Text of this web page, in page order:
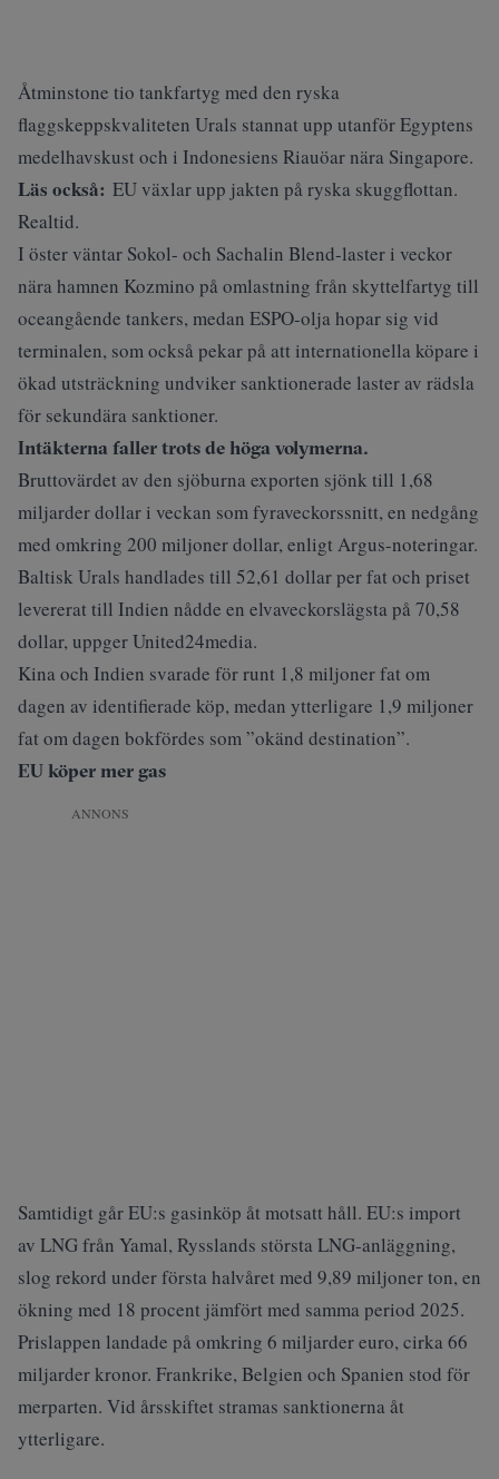
Åtminstone tio tankfartyg med den ryska
flaggskeppskvaliteten Urals stannat upp utanför Egyptens
medelhavskust och i Indonesiens Riauöar nära Singapore.
Läs också: EU växlar upp jakten på ryska skuggflottan.
Realtid.
I öster väntar Sokol- och Sachalin Blend-laster i veckor
nära hamnen Kozmino på omlastning från skyttelfartyg till
oceangående tankers, medan ESPO-olja hopar sig vid
terminalen, som också pekar på att internationella köpare i
ökad utsträckning undviker sanktionerade laster av rädsla
för sekundära sanktioner.
Intäkterna faller trots de höga volymerna.
Bruttovärdet av den sjöburna exporten sjönk till 1,68
miljarder dollar i veckan som fyraveckorssnitt, en nedgång
med omkring 200 miljoner dollar, enligt Argus-noteringar.
Baltisk Urals handlades till 52,61 dollar per fat och priset
levererat till Indien nådde en elvaveckorslägsta på 70,58
dollar, uppger United24media.
Kina och Indien svarade för runt 1,8 miljoner fat om
dagen av identifierade köp, medan ytterligare 1,9 miljoner
fat om dagen bokfördes som ”okänd destination”.
EU köper mer gas
ANNONS
Samtidigt går EU:s gasinköp åt motsatt håll. EU:s import
av LNG från Yamal, Rysslands största LNG-anläggning,
slog rekord under första halvåret med 9,89 miljoner ton, en
ökning med 18 procent jämfört med samma period 2025.
Prislappen landade på omkring 6 miljarder euro, cirka 66
miljarder kronor. Frankrike, Belgien och Spanien stod för
merparten. Vid årsskiftet stramas sanktionerna åt
ytterligare.